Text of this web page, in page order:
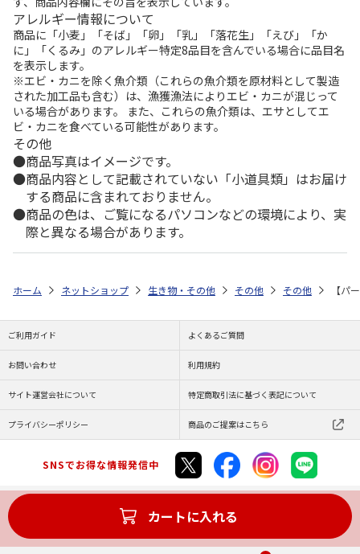
アレルギー情報について
商品に「小麦」「そば」「卵」「乳」「落花生」「えび」「か
に」「くるみ」のアレルギー特定8品目を含んでいる場合に品目名
を表示します。
※エビ・カニを除く魚介類（これらの魚介類を原材料として製造
された加工品も含む）は、漁獲漁法によりエビ・カニが混じって
いる場合があります。 また、これらの魚介類は、エサとしてエ
ビ・カニを食べている可能性があります。
その他
商品写真はイメージです。
商品内容として記載されていない「小道具類」はお届け
する商品に含まれておりません。
商品の色は、ご覧になるパソコンなどの環境により、実
際と異なる場合があります。
カートに入れる
ホーム ネットショップ 生き物・その他 その他 その他 【パ
ご利用ガイド よくあるご質問
お問い合わせ 利用規約
サイト運営会社について 特定商取引法に基づく表記について
プライバシーポリシー 商品のご提案はこちら
SNSでお得な情報発信中